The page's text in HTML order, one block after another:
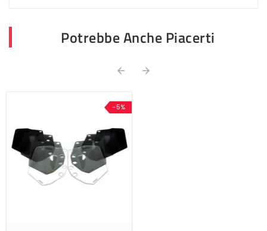
Potrebbe Anche Piacerti
 
-5%